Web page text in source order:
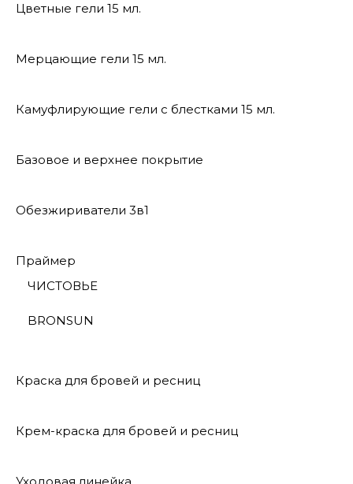
Цветные гели 15 мл.
Мерцающие гели 15 мл.
Камуфлирующие гели с блестками 15 мл.
Базовое и верхнее покрытие
Обезжириватели 3в1
Праймер
ЧИСТОВЬЕ
BRONSUN
Краска для бровей и ресниц
Крем-краска для бровей и ресниц